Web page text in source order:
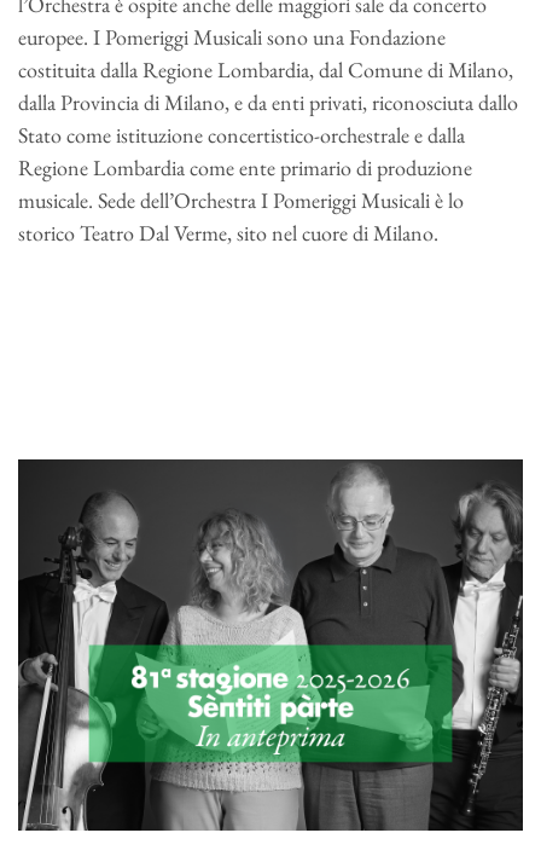
europee. I Pomeriggi Musicali sono una Fondazione
costituita dalla Regione Lombardia, dal Comune di Milano,
dalla Provincia di Milano, e da enti privati, riconosciuta dallo
Stato come istituzione concertistico-orchestrale e dalla
Regione Lombardia come ente primario di produzione
musicale. Sede dell’Orchestra I Pomeriggi Musicali è lo
storico Teatro Dal Verme, sito nel cuore di Milano.